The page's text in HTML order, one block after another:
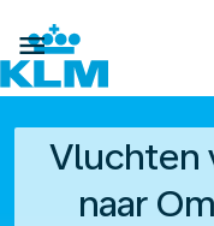

Vluchten
naar